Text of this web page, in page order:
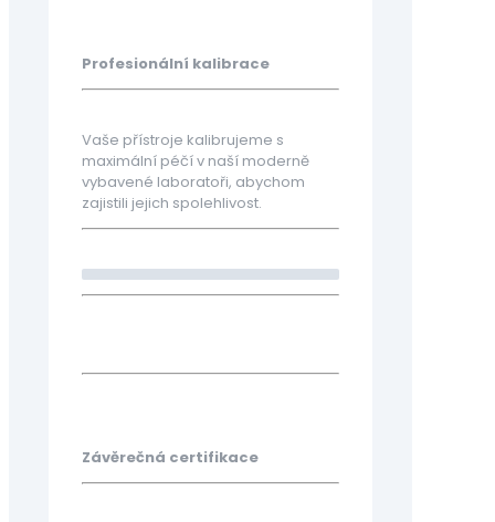
Profesionální kalibrace
Vaše přístroje kalibrujeme s
maximální péčí v naší moderně
vybavené laboratoři, abychom
zajistili jejich spolehlivost.
Závěrečná certifikace